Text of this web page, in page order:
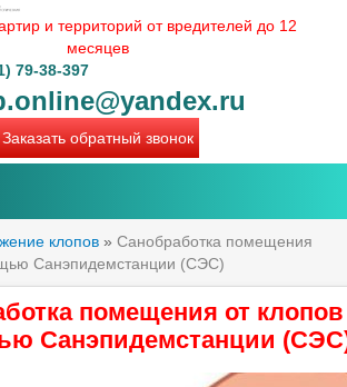
и территорий от вредителей до 12
месяцев
79-38-397
Заказать обратный звонок
клопов » Санобработка помещения
Санэпидемстанции (СЭС)
помещения от клопов
Санэпидемстанции